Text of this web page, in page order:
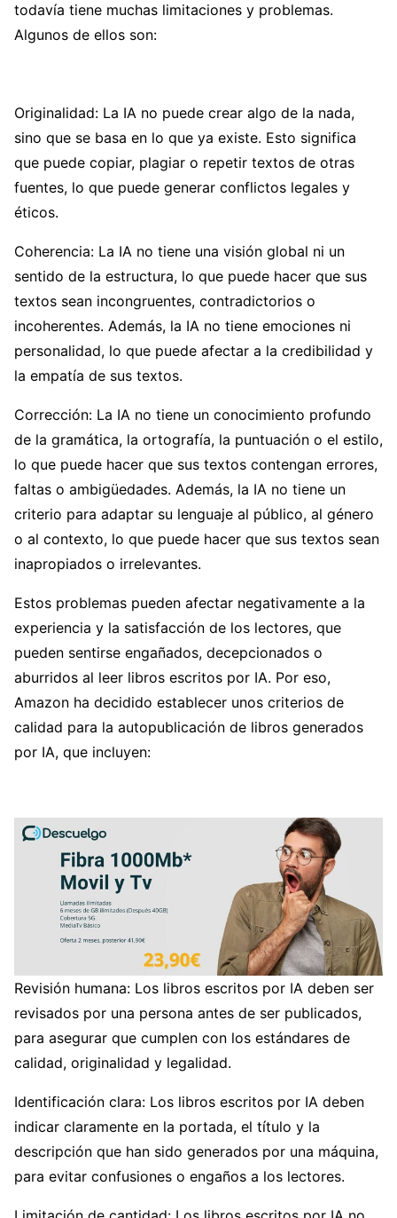
todavía tiene muchas limitaciones y problemas.
Algunos de ellos son:
Originalidad: La IA no puede crear algo de la nada,
sino que se basa en lo que ya existe. Esto significa
que puede copiar, plagiar o repetir textos de otras
fuentes, lo que puede generar conflictos legales y
éticos.
Coherencia: La IA no tiene una visión global ni un
sentido de la estructura, lo que puede hacer que sus
textos sean incongruentes, contradictorios o
incoherentes. Además, la IA no tiene emociones ni
personalidad, lo que puede afectar a la credibilidad y
la empatía de sus textos.
Corrección: La IA no tiene un conocimiento profundo
de la gramática, la ortografía, la puntuación o el estilo,
lo que puede hacer que sus textos contengan errores,
faltas o ambigüedades. Además, la IA no tiene un
criterio para adaptar su lenguaje al público, al género
o al contexto, lo que puede hacer que sus textos sean
inapropiados o irrelevantes.
Estos problemas pueden afectar negativamente a la
experiencia y la satisfacción de los lectores, que
pueden sentirse engañados, decepcionados o
aburridos al leer libros escritos por IA. Por eso,
Amazon ha decidido establecer unos criterios de
calidad para la autopublicación de libros generados
por IA, que incluyen:
Revisión humana: Los libros escritos por IA deben ser
revisados por una persona antes de ser publicados,
para asegurar que cumplen con los estándares de
calidad, originalidad y legalidad.
Identificación clara: Los libros escritos por IA deben
indicar claramente en la portada, el título y la
descripción que han sido generados por una máquina,
para evitar confusiones o engaños a los lectores.